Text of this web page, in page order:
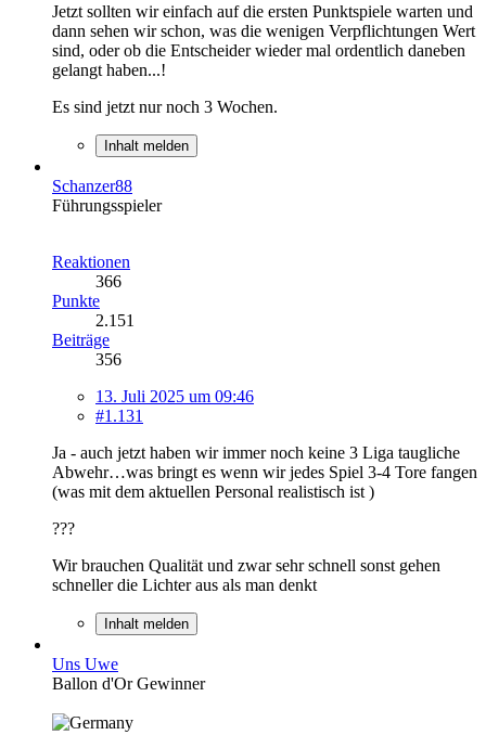
Jetzt sollten wir einfach auf die ersten Punktspiele warten und
dann sehen wir schon, was die wenigen Verpflichtungen Wert
sind, oder ob die Entscheider wieder mal ordentlich daneben
gelangt haben...!
Es sind jetzt nur noch 3 Wochen.
Inhalt melden
Schanzer88
Führungsspieler
Reaktionen
366
Punkte
2.151
Beiträge
356
13. Juli 2025 um 09:46
#1.131
Ja - auch jetzt haben wir immer noch keine 3 Liga taugliche
Abwehr…was bringt es wenn wir jedes Spiel 3-4 Tore fangen
(was mit dem aktuellen Personal realistisch ist )
???
Wir brauchen Qualität und zwar sehr schnell sonst gehen
schneller die Lichter aus als man denkt
Inhalt melden
Uns Uwe
Ballon d'Or Gewinner